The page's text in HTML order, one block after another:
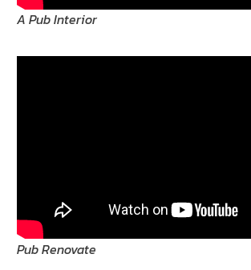
A Pub Interior
Pub Renovate